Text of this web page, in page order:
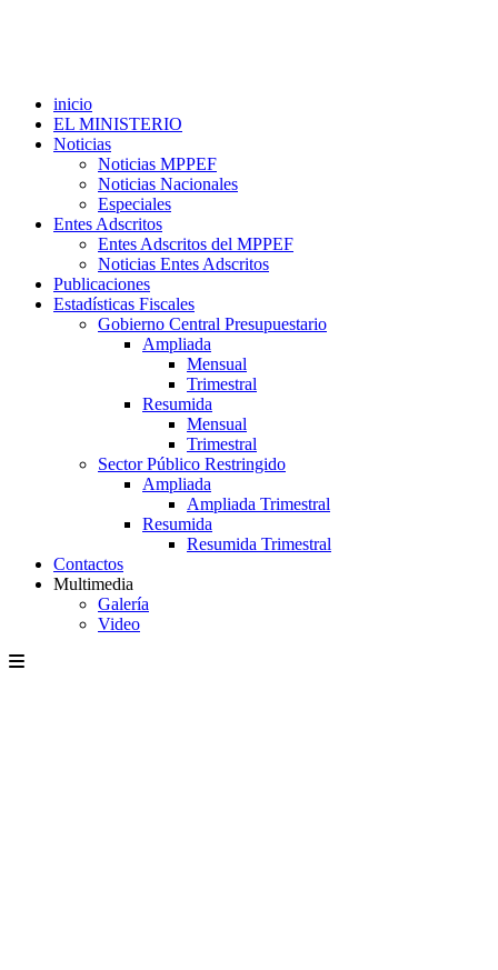
inicio
EL MINISTERIO
Noticias
Noticias MPPEF
Noticias Nacionales
Especiales
Entes Adscritos
Entes Adscritos del MPPEF
Noticias Entes Adscritos
Publicaciones
Estadísticas Fiscales
Gobierno Central Presupuestario
Ampliada
Mensual
Trimestral
Resumida
Mensual
Trimestral
Sector Público Restringido
Ampliada
Ampliada Trimestral
Resumida
Resumida Trimestral
Contactos
Multimedia
Galería
Video